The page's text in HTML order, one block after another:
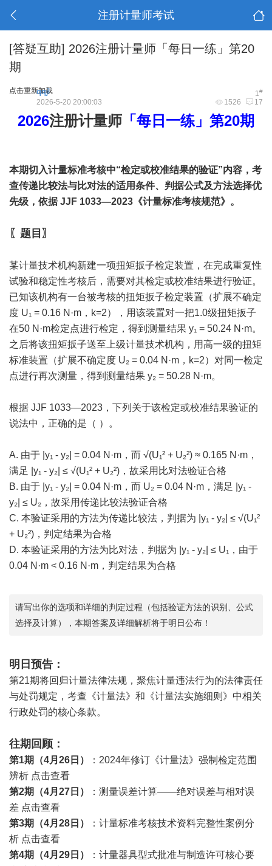
注册计量师考试
[答疑互助] 2026注册计量师「每日一练」第20
期
点击重新加载 1#
qqjl
1526 17
2026-5-20 20:00:03
2026注册计量师 「每日一练」第20期
本期切入计量标准考核中“检定或校准结果的验证”内容，考
查传递比较法与比对法的适用条件、判据公式及方法选择优
先级，依据 JJF 1033—2023《计量标准考核规范》。
〖题目〗
某计量技术机构新建一项扭矩扳子检定装置，在完成重复性
试验和稳定性考核后，需要对其检定或校准结果进行验证。
已知该机构有一台被考核的扭矩扳子检定装置（扩展不确定
度 U₁ = 0.16 N·m，k=2），用该装置对一把1.0级扭矩扳子
在50 N·m检定点进行检定，得到测量结果 y₁ = 50.24 N·m。
之后将该扭矩扳子送至上级计量技术机构，用高一级的扭矩
标准装置（扩展不确定度 U₂ = 0.04 N·m，k=2）对同一检定
点进行再次测量，得到测量结果 y₂ = 50.28 N·m。
根据 JJF 1033—2023，下列关于该检定或校准结果验证的
说法中，正确的是（ ）。
A. 由于 |y₁ - y₂| = 0.04 N·m，而 √(U₁² + U₂²) ≈ 0.165 N·m，
满足 |y₁ - y₂| ≤ √(U₁² + U₂²)，故采用比对法验证合格
B. 由于 |y₁ - y₂| = 0.04 N·m，而 U₂ = 0.04 N·m，满足 |y₁ -
y₂| ≤ U₂，故采用传递比较法验证合格
C. 本验证采用的方法为传递比较法，判据为 |y₁ - y₂| ≤ √(U₁²
+ U₂²)，判定结果为合格
D. 本验证采用的方法为比对法，判据为 |y₁ - y₂| ≤ U₁，由于
0.04 N·m < 0.16 N·m，判定结果为合格
请写出你的选项和详细的判定过程（包括验证方法的识别、公式
选择及计算），本期答案及详细解析将于明日公布！
明日预告：
第21期将回归计量法律法规，聚焦计量违法行为的法律责任
与处罚规定，考查《计量法》和《计量法实施细则 》中相关
行政处罚的核心条款。
往期回顾：
第1期（4月26日） ：2024年修订《计量法》 强制检定范围
辨析 点击查看
第2期（4月27日）
：测量误差计算——绝对误差与相对误
差 点击查看
第3期（4月28日）
：计量标准考核技术资料完整性案例分
析 点击查看
第4期（4月29日）
：计量器具型式批准与制造许可核心要